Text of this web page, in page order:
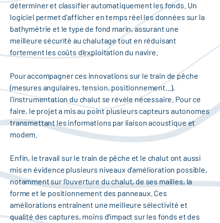
déterminer et classifier automatiquement les fonds. Un
logiciel permet d'afficher en temps réel les données sur la
bathymétrie et le type de fond marin, assurant une
meilleure sécurité au chalutage tout en réduisant
fortement les coûts d'exploitation du navire.
Pour accompagner ces innovations sur le train de pêche
(mesures angulaires, tension, positionnement...),
l'instrumentation du chalut se révèle nécessaire. Pour ce
faire, le projet a mis au point plusieurs capteurs autonomes
transmettant les informations par liaison acoustique et
modem.
Enfin, le travail sur le train de pêche et le chalut ont aussi
mis en évidence plusieurs niveaux d'amélioration possible,
notamment sur l'ouverture du chalut, de ses mailles, la
forme et le positionnement des panneaux. Ces
améliorations entraînent une meilleure sélectivité et
qualité des captures, moins d'impact sur les fonds et des